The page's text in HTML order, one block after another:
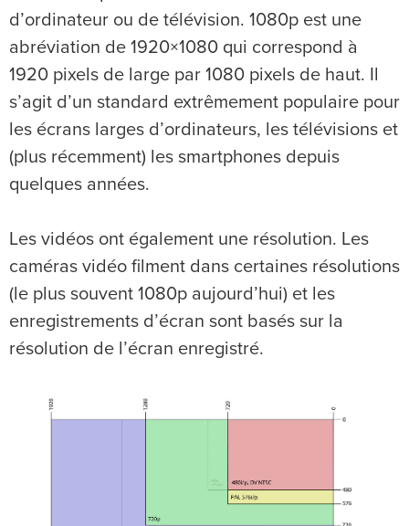
d’ordinateur ou de télévision. 1080p est une
abréviation de 1920×1080 qui correspond à
1920 pixels de large par 1080 pixels de haut. Il
s’agit d’un standard extrêmement populaire pour
les écrans larges d’ordinateurs, les télévisions et
(plus récemment) les smartphones depuis
quelques années.
Les vidéos ont également une résolution. Les
caméras vidéo filment dans certaines résolutions
(le plus souvent 1080p aujourd’hui) et les
enregistrements d’écran sont basés sur la
résolution de l’écran enregistré.